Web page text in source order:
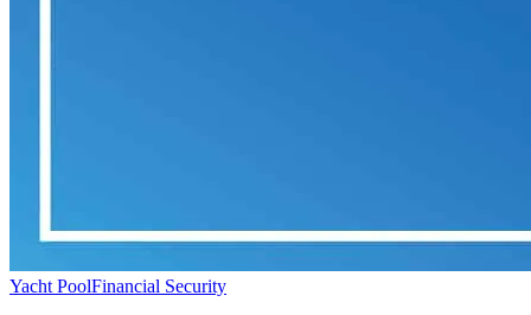
Yacht PoolFinancial Security